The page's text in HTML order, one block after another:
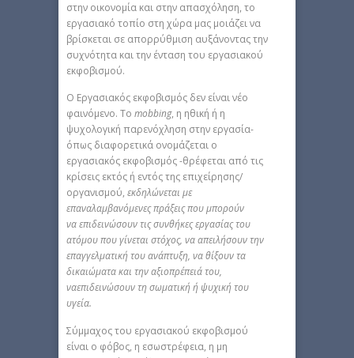
στην οικονομία και στην απασχόληση, το
εργασιακό τοπίο στη χώρα μας μοιάζει να
βρίσκεται σε απορρύθμιση αυξάνοντας την
συχνότητα και την ένταση του εργασιακού
εκφοβισμού.
Ο Εργασιακός εκφοβισμός δεν είναι νέο
φαινόμενο. Το mobbing, η ηθική ή η
ψυχολογική παρενόχληση στην εργασία-
όπως διαφορετικά ονομάζεται ο
εργασιακός εκφοβισμός -θρέφεται από τις
κρίσεις εκτός ή εντός της επιχείρησης/
οργανισμού, εκδηλώνεται με
επαναλαμβανόμενες πράξεις που μπορούν
ναεπιδεινώσουν τις συνθήκες εργασίας του
ατόμου που γίνεται στόχος, να απειλήσουν την
επαγγελματική του ανάπτυξη, να θίξουν τα
δικαιώματα και την αξιοπρέπειά του,
ναεπιδεινώσουν τη σωματική ή ψυχική του
υγεία.
Σύμμαχος του εργασιακού εκφοβισμού
είναι ο φόβος, η εσωστρέφεια, η μη